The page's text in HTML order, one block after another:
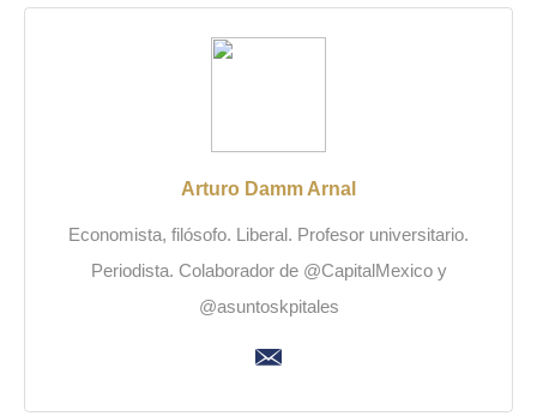
Arturo Damm Arnal
Economista, filósofo. Liberal. Profesor universitario.
Periodista. Colaborador de @CapitalMexico y
@asuntoskpitales